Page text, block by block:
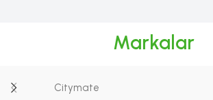
Markalar
Citymate